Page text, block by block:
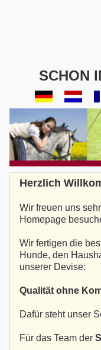
SCHON
Herzlich
Wir freuen uns
Homepage
Wir fertigen die
Hunde, den
unserer Devise:
Qualität ohne
Dafür steht unser
Für das Team der